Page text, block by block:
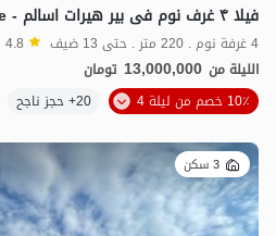
فیلا ۴ غرف نوم فی بیر هیرات اسالم - e
4 غرفة نوم . 220 متر . حتى 13 ضيف 4.8
الليلة من 13,000,000 تومان
10٪ خصم من ليلة 4
20+ حجز ناجح
3 سكن